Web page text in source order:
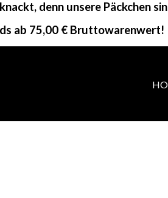
denn unsere Päckchen
ab 75,00 € Bruttowarenwert!